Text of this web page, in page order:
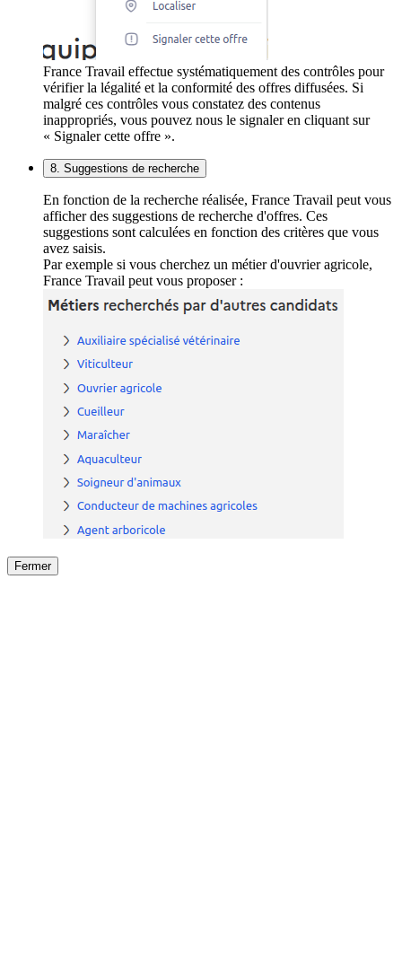
France Travail effectue systématiquement des contrôles pour
vérifier la légalité et la conformité des offres diffusées. Si
malgré ces contrôles vous constatez des contenus
inappropriés, vous pouvez nous le signaler en cliquant sur
« Signaler cette offre ».
8. Suggestions de recherche
En fonction de la recherche réalisée, France Travail peut vous
afficher des suggestions de recherche d'offres. Ces
suggestions sont calculées en fonction des critères que vous
avez saisis.
Par exemple si vous cherchez un métier d'ouvrier agricole,
France Travail peut vous proposer :
Fermer